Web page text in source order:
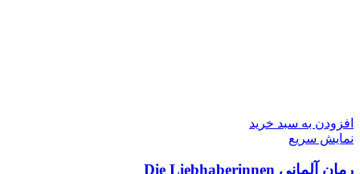
افزودن به سبد خرید
نمایش سریع
رمان آلمانی Die Liebhaberinnen